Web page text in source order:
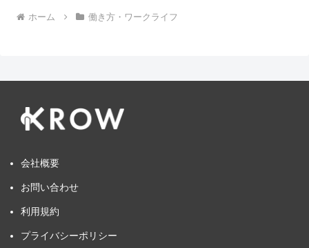
ホーム 働き方・ワークライフ
会社概要
お問い合わせ
利用規約
プライバシーポリシー